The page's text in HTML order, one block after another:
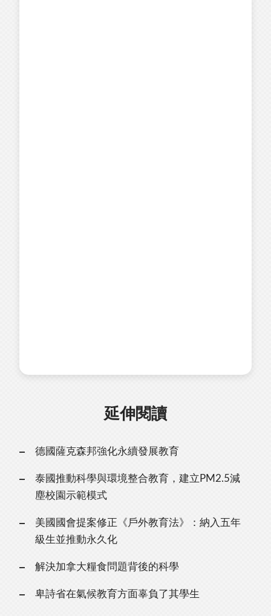
延伸閱讀
德國薩克森邦強化永續發展教育
泰國推動科學與環境整合教育，建立PM2.5減
塵校園示範模式
美國國會提案修正《戶外教育法》：納入五年
級生並推動永久化
解決加拿大糧食問題背後的科學
卑詩省在氣候教育方面辜負了其學生